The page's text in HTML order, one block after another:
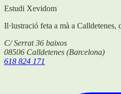
Estudi Xevidom
Il·lustració feta a mà a Calldetenes,
C/ Serrat 36 baixos
08506 Calldetenes (Barcelona)
618 824 171